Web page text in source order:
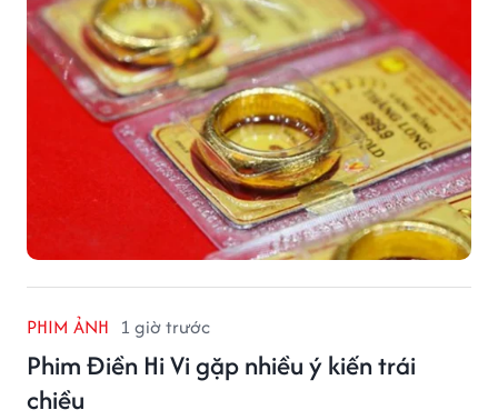
PHIM ẢNH 1 giờ trước
Phim Điền Hi Vi gặp nhiều ý kiến trái
chiều